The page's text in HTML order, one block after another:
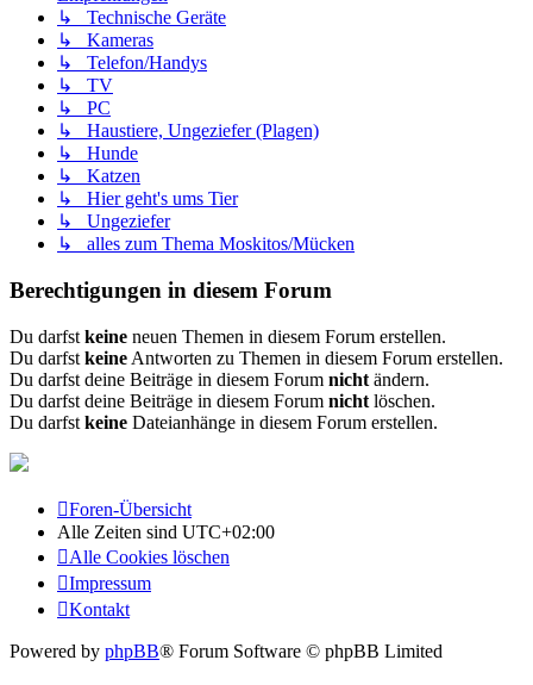
↳ Technische Geräte
↳ Kameras
↳ Telefon/Handys
↳ TV
↳ PC
↳ Haustiere, Ungeziefer (Plagen)
↳ Hunde
↳ Katzen
↳ Hier geht's ums Tier
↳ Ungeziefer
↳ alles zum Thema Moskitos/Mücken
Berechtigungen in diesem Forum
Du darfst keine neuen Themen in diesem Forum erstellen.
Du darfst keine Antworten zu Themen in diesem Forum erstellen.
Du darfst deine Beiträge in diesem Forum nicht ändern.
Du darfst deine Beiträge in diesem Forum nicht löschen.
Du darfst keine Dateianhänge in diesem Forum erstellen.
Foren-Übersicht
Alle Zeiten sind UTC+02:00
Alle Cookies löschen
Impressum
Kontakt
Powered by phpBB® Forum Software © phpBB Limited